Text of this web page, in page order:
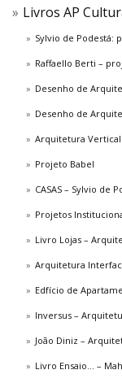
Livros AP
Sylvio de Podestá:
Raffaello Berti –
Desenho de
Desenho de
Arquitetura Vertical
Projeto Babel
CASAS – Sylvio de
Projetos
Livro Lojas –
Arquitetura
Edfício de
Inversus –
João Diniz –
Livro Ensaio… –